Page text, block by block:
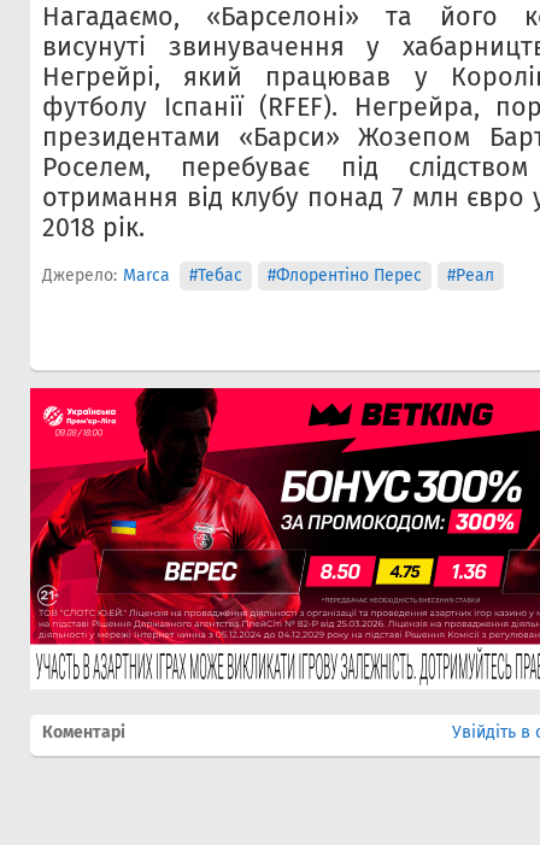
Нагадаємо, «Барселоні» та його
висунуті звинувачення у
Негрейрі, який працював у
футболу Іспанії (RFEF). Негрейра,
президентами «Барси» Жозепом
Роселем, перебуває під
отримання від клубу понад 7 млн євро
2018 рік.
Джерело: Marca #Тебас #Флорентіно Перес #Реал
Коментарі Увійдіть в